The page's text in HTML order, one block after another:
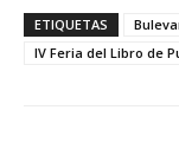
ETIQUETAS
IV Feria del Libro de